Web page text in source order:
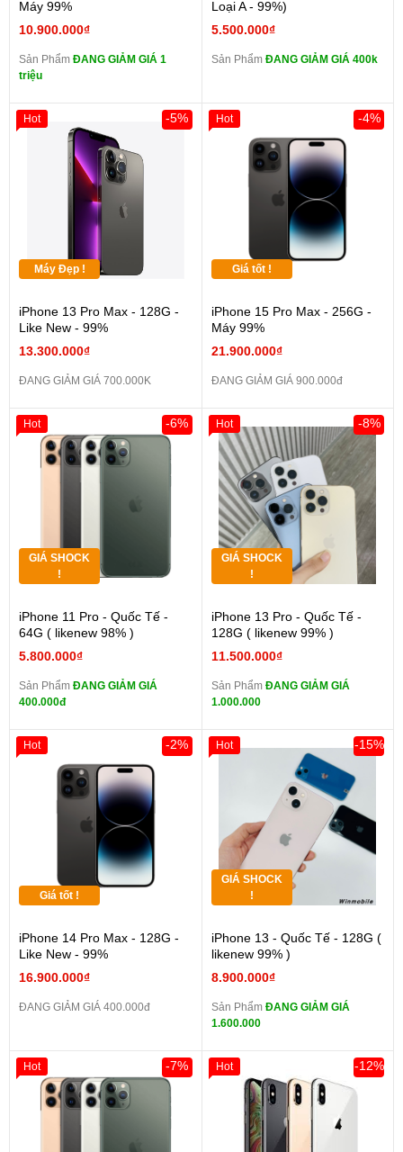
Máy 99%
10.900.000₫
Sản Phẩm ĐANG GIẢM GIÁ 1
triệu
Loại A - 99%)
5.500.000₫
Sản Phẩm ĐANG GIẢM GIÁ 400k
Máy Đẹp !
iPhone 13 Pro Max - 128G -
Like New - 99%
13.300.000₫
-5%
ĐANG GIẢM GIÁ 700.000K
Hot
Giá tốt !
iPhone 15 Pro Max - 256G -
Máy 99%
21.900.000₫
-4%
ĐANG GIẢM GIÁ 900.000đ
Hot
GIÁ SHOCK
!
iPhone 11 Pro - Quốc Tế -
64G ( likenew 98% )
5.800.000₫
-6%
Sản Phẩm ĐANG GIẢM GIÁ
400.000đ
Hot
GIÁ SHOCK
!
iPhone 13 Pro - Quốc Tế -
128G ( likenew 99% )
11.500.000₫
-8%
Sản Phẩm ĐANG GIẢM GIÁ
1.000.000
Hot
Giá tốt !
iPhone 14 Pro Max - 128G -
Like New - 99%
16.900.000₫
-2%
ĐANG GIẢM GIÁ 400.000đ
Hot
GIÁ SHOCK
!
iPhone 13 - Quốc Tế - 128G (
likenew 99% )
8.900.000₫
-15%
Sản Phẩm ĐANG GIẢM GIÁ
1.600.000
Hot
-7%
Hot -12%
Hot